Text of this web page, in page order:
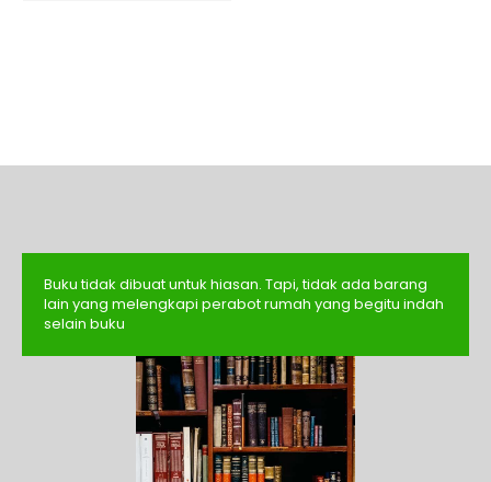
Buku tidak dibuat untuk hiasan. Tapi, tidak ada barang
lain yang melengkapi perabot rumah yang begitu indah
selain buku